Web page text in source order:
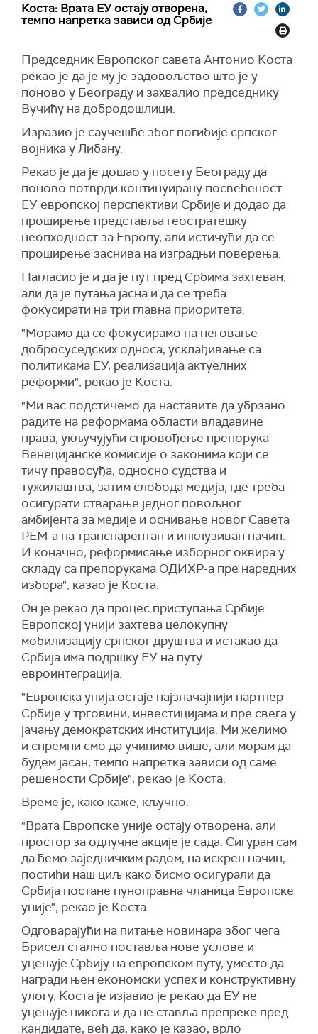
Коста: Врата ЕУ остају отворена,
темпо напретка зависи од Србије
Председник Европског савета Антонио Коста
рекао је да је му је задовољство што је у
поново у Београду и захвалио председнику
Вучићу на добродошлици.
Изразио је саучешће због погибије српског
војника у Либану.
Рекао је да је дошао у посету Београду да
поново потврди континуирану посвећеност
ЕУ европској перспективи Србије и додао да
проширење представља геостратешку
неопходност за Европу, али истичући да се
проширење заснива на изградњи поверења.
Нагласио је и да је пут пред Србима захтеван,
али да је путања јасна и да се треба
фокусирати на три главна приоритета.
"Морамо да се фокусирамо на неговање
добросуседских односа, усклађивање са
политикама ЕУ, реализација актуелних
реформи", рекао је Коста.
"Ми вас подстичемо да наставите да убрзано
радите на реформама области владавине
права, укључујући спровођење препорука
Венецијанске комисије о законима који се
тичу правосуђа, односно судства и
тужилаштва, затим слобода медија, где треба
осигурати стварање једног повољног
амбијента за медије и оснивање новог Савета
РЕМ-а на транспарентан и инклузиван начин.
И коначно, реформисање изборног оквира у
складу са препорукама ОДИХР-а пре наредних
избора", казао је Коста.
Он је рекао да процес приступања Србије
Европској унији захтева целокупну
мобилизацију српског друштва и истакао да
Србија има подршку ЕУ на путу
евроинтеграција.
"Европска унија остаје најзначајнији партнер
Србије у трговини, инвестицијама и пре свега у
јачању демократских институција. Ми желимо
и спремни смо да учинимо више, али морам да
будем јасан, темпо напретка зависи од саме
решености Србије", рекао је Коста.
Време је, како каже, кључно.
"Врата Европске уније остају отворена, али
простор за одлучне акције је сада. Сигуран сам
да ћемо заједничким радом, на искрен начин,
постићи наш циљ како бисмо осигурали да
Србија постане пуноправна чланица Европске
уније", рекао је Коста.
Одговарајући на питање новинара због чега
Брисел стално поставља нове услове и
уцењује Србију на европском путу, уместо да
награди њен економски успех и конструктивну
улогу, Коста је изјавио је рекао да ЕУ не
уцењује никога и да не ставља препреке пред
кандидате, већ да, како је казао, врло